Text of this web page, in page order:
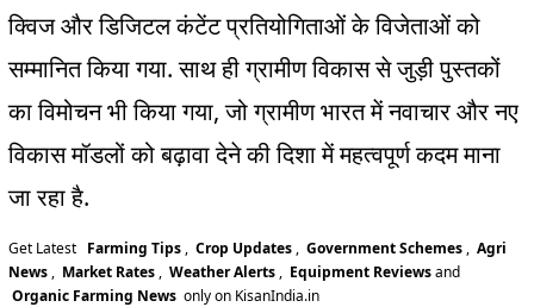
क्विज और डिजिटल कंटेंट प्रतियोगिताओं के विजेताओं को
सम्मानित किया गया.साथ ही ग्रामीण विकास से जुड़ी पुस्तकों
का विमोचन भी किया गया,जो ग्रामीण भारत में नवाचार और नए
विकास मॉडलों को बढ़ावा देने की दिशा में महत्वपूर्ण कदम माना
जा रहा है.
Get Latest Farming Tips , Crop Updates , Government Schemes , Agri
News , Market Rates , Weather Alerts , Equipment Reviewsand
Organic Farming News only on KisanIndia.in